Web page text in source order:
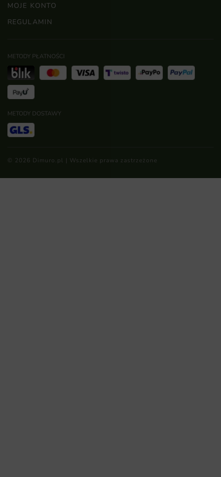
MOJE KONTO
REGULAMIN
METODY PŁATNOŚCI
METODY DOSTAWY
© 2026 Dimuro.pl | Wszelkie prawa zastrzeżone